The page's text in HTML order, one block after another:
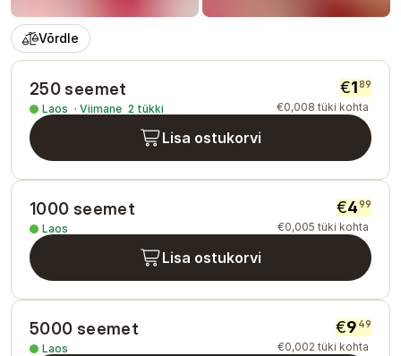
Võrdle
250 seemet
Laos · Viimane 2 tükki
€189
€0,008 tüki kohta
Lisa ostukorvi
1000 seemet
Laos
€499
€0,005 tüki kohta
Lisa ostukorvi
5000 seemet
Laos
€9 49
€0,002 tüki kohta